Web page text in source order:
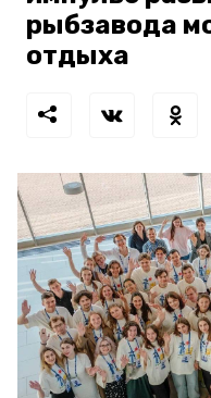
рыбзавода
отдыха